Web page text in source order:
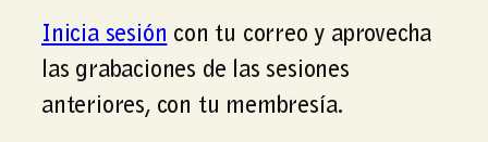
Inicia sesión con tu correo y aprovecha
las grabaciones de las sesiones
anteriores, con tu membresía.